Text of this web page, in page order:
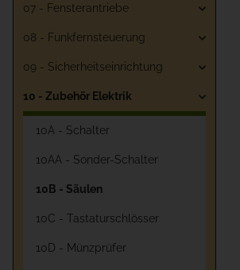
07 - Fensterantriebe
08 - Funkfernsteuerung
09 - Sicherheitseinrichtung
10 - Zubehör Elektrik
10A - Schalter
10AA - Sonder-Schalter
10B - Säulen
10C - Tastaturschlösser
10D - Münzprüfer